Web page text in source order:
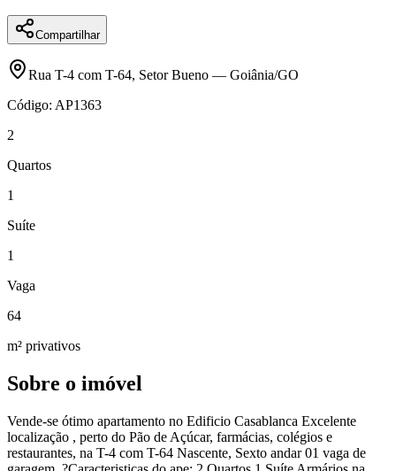
Compartilhar
Rua T-4 com T-64, Setor Bueno — Goiânia/GO
Código: AP1363
2
Quartos
1
Suíte
1
Vaga
64
m² privativos
Sobre o imóvel
Vende-se ótimo apartamento no Edificio Casablanca Excelente
localização , perto do Pão de Açúcar, farmácias, colégios e
restaurantes, na T-4 com T-64 Nascente, Sexto andar 01 vaga de